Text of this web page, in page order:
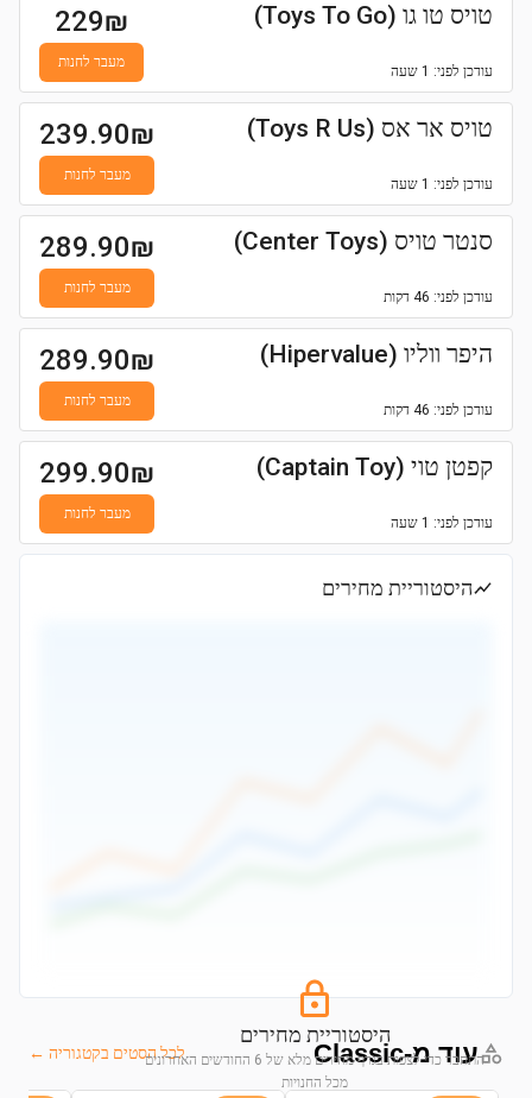
טויס טו גו (Toys To Go)
עודכן לפני: 1 שעה
229₪
מעבר לחנות
טויס אר אס (Toys R Us)
עודכן לפני: 1 שעה
239.90₪
מעבר לחנות
סנטר טויס (Center Toys)
עודכן לפני: 46 דקות
289.90₪
מעבר לחנות
היפר ווליו (Hipervalue)
עודכן לפני: 46 דקות
289.90₪
מעבר לחנות
קפטן טוי (Captain Toy)
עודכן לפני: 1 שעה
299.90₪
מעבר לחנות
היסטוריית מחירים
היסטוריית מחירים
התחבר כדי לצפות בגרף מחירים מלא של 6 החודשים האחרונים
מכל החנויות
עוד מ-Classic לכל הסטים בקטגוריה ←